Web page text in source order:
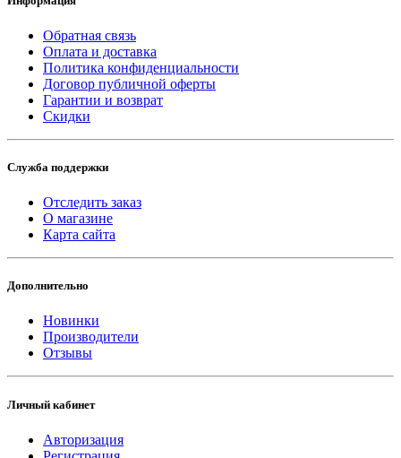
Обратная связь
Оплата и доставка
Политика конфиденциальности
Договор публичной оферты
Гарантии и возврат
Скидки
Служба поддержки
Отследить заказ
О магазине
Карта сайта
Дополнительно
Новинки
Производители
Отзывы
Личный кабинет
Авторизация